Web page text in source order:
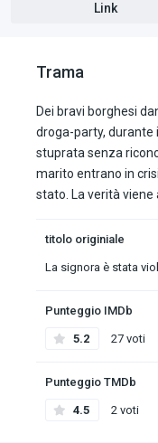
Link
Trama
Dei bravi borghesi
droga-party, durante
stuprata senza
marito entrano in
stato. La verità
titolo originiale
La signora è stata
Punteggio IMDb
5.2 27 voti
Punteggio TMDb
4.5 2 voti